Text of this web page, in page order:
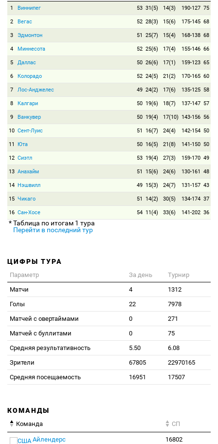
1 Виннипег 53 31(5) 14(3) 190-127 75
2 Вегас 52 28(3) 15(6) 175-145 68
3 Эдмонтон 51 25(7) 15(4) 168-138 68
4 Миннесота 52 25(6) 17(4) 155-146 66
5 Даллас 50 26(6) 17(1) 159-123 65
6 Колорадо 52 24(5) 21(2) 170-165 60
7 Лос-Анджелес 49 24(2) 17(6) 135-125 58
8 Калгари 50 19(6) 18(7) 137-147 57
9 Ванкувер 50 19(4) 17(10) 143-156 56
10 Сент-Луис 51 16(7) 24(4) 142-154 50
11 Юта 50 16(5) 21(8) 141-150 50
12 Сиэтл 53 19(4) 27(3) 159-170 49
13 Анахайм 51 15(6) 24(6) 130-161 48
14 Нэшвилл 49 15(3) 24(7) 131-157 43
15 Чикаго 51 14(2) 30(5) 134-174 37
16 Сан-Хосе 54 11(4) 33(6) 141-202 36
* Таблица по итогам 1 тура
Перейти в последний тур
ЦИФРЫ ТУРА
Параметр За день
Турнир
Матчи
4
1312
Голы
22
7978
Матчей с овертаймами
0
271
Матчей с буллитами
0
75
Средняя результативность
5.50
6.08
Зрители
67805
22970165
Средняя посещаемость
16951 17507
КОМАНДЫ
Команда СП
Айлендерс 16802